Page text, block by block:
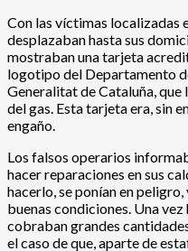
Con las víctimas localizadas
desplazaban hasta sus
mostraban una tarjeta
logotipo del Departamento
Generalitat de Cataluña,
del gas. Esta tarjeta era, sin
engaño.
Los falsos operarios
hacer reparaciones en sus
hacerlo, se ponían en
buenas condiciones. Una
cobraban grandes
el caso de que, aparte de